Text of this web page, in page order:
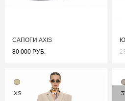
САПОГИ AXIS
80 000 РУБ.
XS